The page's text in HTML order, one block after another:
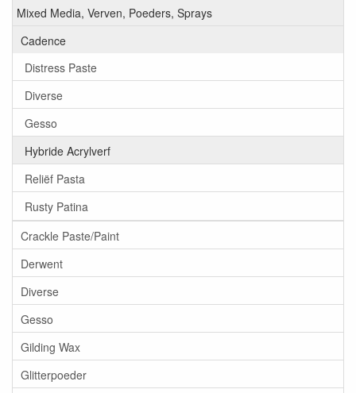
Mixed Media, Verven, Poeders, Sprays
Cadence
Distress Paste
Diverse
Gesso
Hybride Acrylverf
Reliëf Pasta
Rusty Patina
Crackle Paste/Paint
Derwent
Diverse
Gesso
Gilding Wax
Glitterpoeder